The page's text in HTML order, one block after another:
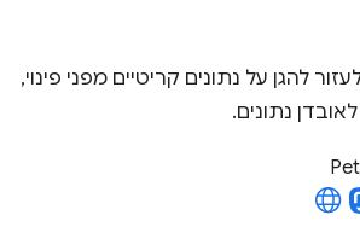
להגן על נתונים קריטיים מפני פינוי,
נתונים.